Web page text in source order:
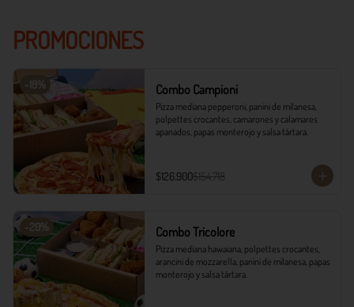
PROMOCIONES
-18% Combo Campioni
Pizza mediana pepperoni, panini de milanesa,
polpettes crocantes, camarones y calamares
apanados, papas monterojo y salsa tártara.
$126.900$154.718
-20% Combo Tricolore
Pizza mediana hawaiana, polpettes crocantes,
arancini de mozzarella, panini de milanesa, papas
monterojo y salsa tártara.